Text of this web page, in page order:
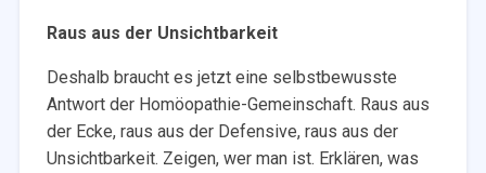
Raus aus der Unsichtbarkeit
Deshalb braucht es jetzt eine selbstbewusste
Antwort der Homöopathie-Gemeinschaft. Raus aus
der Ecke, raus aus der Defensive, raus aus der
Unsichtbarkeit. Zeigen, wer man ist. Erklären, was